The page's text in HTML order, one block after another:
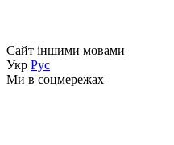
Сайт іншими мовами
Укр Рус
Ми в соцмережах